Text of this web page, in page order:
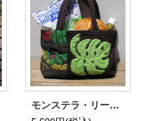
モンステラ・リーフのトートバッグ